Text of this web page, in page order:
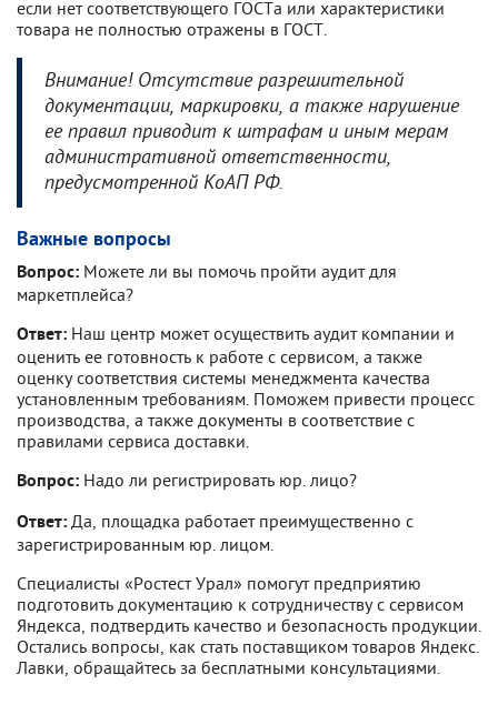
если нет соответствующего ГОСТа или характеристики
товара не полностью отражены в ГОСТ.
Внимание! Отсутствие разрешительной
документации, маркировки, а также нарушение
ее правил приводит к штрафам и иным мерам
административной ответственности,
предусмотренной КоАП РФ.
Важные вопросы
Вопрос: Можете ли вы помочь пройти аудит для
маркетплейса?
Ответ: Наш центр может осуществить аудит компании и
оценить ее готовность к работе с сервисом, а также
оценку соответствия системы менеджмента качества
установленным требованиям. Поможем привести процесс
производства, а также документы в соответствие с
правилами сервиса доставки.
Вопрос: Надо ли регистрировать юр. лицо?
Ответ: Да, площадка работает преимущественно с
зарегистрированным юр. лицом.
Специалисты «Ростест Урал» помогут предприятию
подготовить документацию к сотрудничеству с сервисом
Яндекса, подтвердить качество и безопасность продукции.
Остались вопросы, как стать поставщиком товаров Яндекс.
Лавки, обращайтесь за бесплатными консультациями.